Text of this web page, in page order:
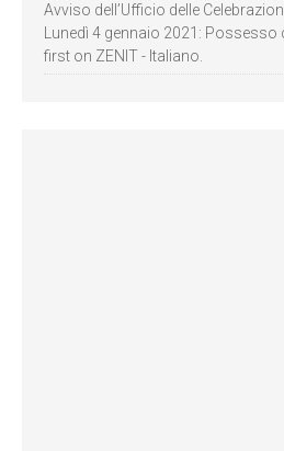
Avviso dell’Ufficio delle
Lunedì 4 gennaio 2021:
first on ZENIT - Italiano.